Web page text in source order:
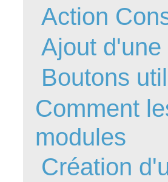
Action
Ajout d'une
Boutons
Comment
modules
Création